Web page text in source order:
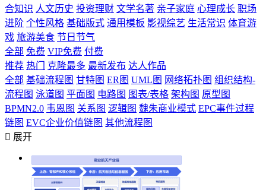
合知识 人文历史 投资理财 文学名著 亲子家庭 心理成长 职场
进阶 个性风格 基础版式 通用模板 影视综艺 生活常识 体育游
戏 旅游美食 节日节气
全部 免费 VIP免费 付费
推荐 热门 克隆最多 最新发布 达人作品
全部 基础流程图 甘特图 ER图 UML图 网络拓扑图 组织结构-
流程图 泳道图 平面图 电路图 图表/表格 架构图 原型图
BPMN2.0 韦恩图 关系图 逻辑图 魏朱商业模式 EPC事件过程
链图 EVC企业价值链图 其他流程图
 展开